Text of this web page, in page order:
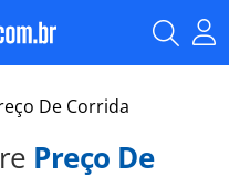
De Corrida
Preço De